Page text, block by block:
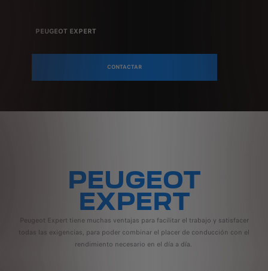
PEUGEOT EXPERT
CONTACTAR
PEUGEOT
EXPERT
Peugeot Expert tiene muchas ventajas para facilitar el trabajo y satisfacer
todas las exigencias, para poder combinar el placer de conducción con el
rendimiento necesario en el día a día.